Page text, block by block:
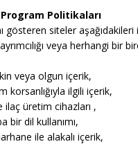
Politikaları
gösteren siteler aşağıdakileri
veya herhangi
veya olgun içerik,
korsanlığıyla ilgili içerik,
ilaç üretim cihazları ,
bir dil kullanımı,
ile alakalı içerik,